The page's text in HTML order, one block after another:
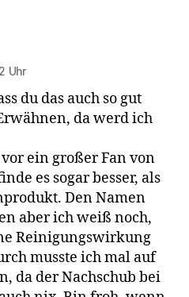
Uhr
du das auch so gut
da werd ich
ein großer Fan von
es sogar besser, als
Den Namen
aber ich weiß noch,
Reinigungswirkung
musste ich mal auf
da der Nachschub bei